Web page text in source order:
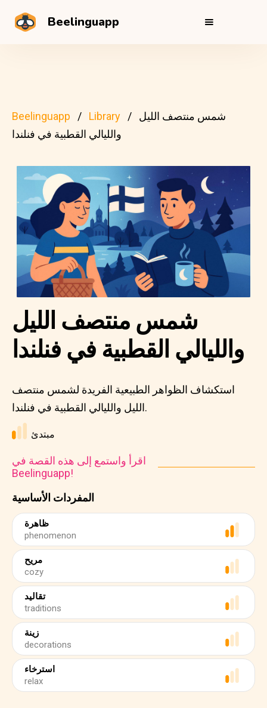
Beelinguapp
Beelinguapp Library
شمس منتصف الليل
والليالي القطبية في فنلندا
المفردات الأساسية
ظاهرة
phenomenon
مريح
cozy
تقاليد
traditions
زينة
decorations
استرخاء
relax
شمس منتصف الليل
والليالي القطبية في فنلندا
استكشاف الظواهر الطبيعية الفريدة لشمس منتصف
الليل والليالي القطبية في فنلندا.
مبتدئ
اقرأ واستمع إلى هذه القصة في
Beelinguapp!